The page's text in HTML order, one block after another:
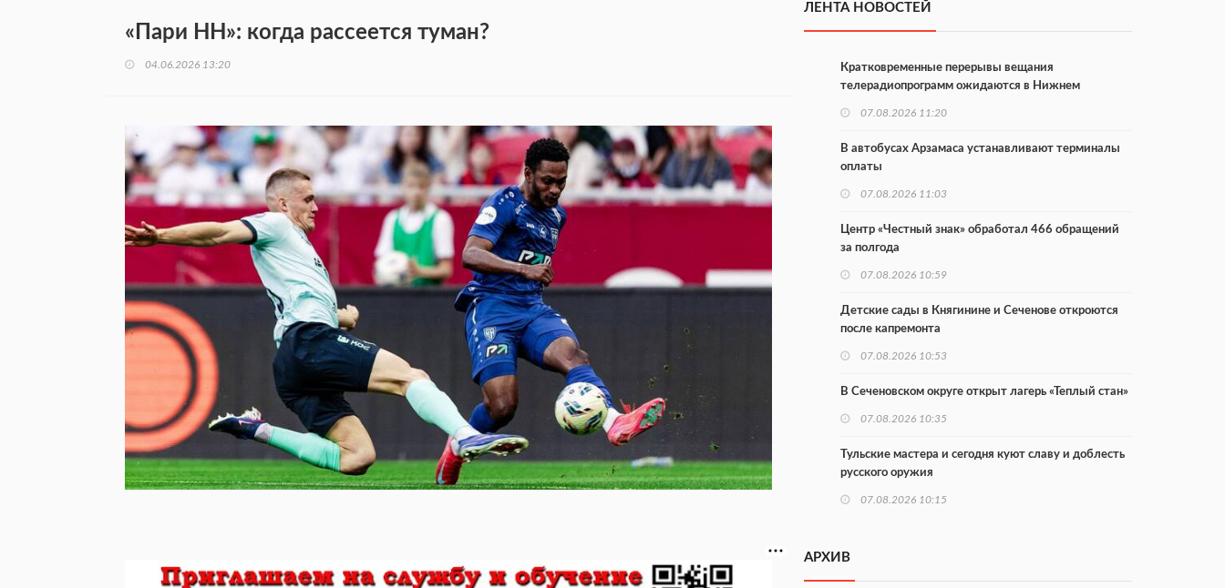
«Пари НН»: когда рассеется туман?
04.06.2026 13:20
ЛЕНТА НОВОСТЕЙ
Кратковременные перерывы вещания
телерадиопрограмм ожидаются в Нижнем
07.08.2026 11:20
В автобусах Арзамаса устанавливают терминалы
оплаты
07.08.2026 11:03
Центр «Честный знак» обработал 466 обращений
за полгода
07.08.2026 10:59
Детские сады в Княгинине и Сеченове откроются
после капремонта
07.08.2026 10:53
В Сеченовском округе открыт лагерь «Теплый стан»
07.08.2026 10:35
Тульские мастера и сегодня куют славу и доблесть
русского оружия
07.08.2026 10:15
кибербезопасности
06.08.2026 18:42
АРХИВ